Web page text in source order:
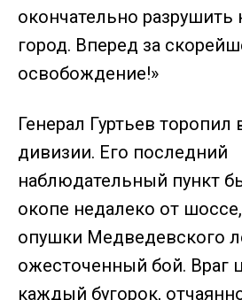
окончательно
город. Вперед за
освобождение!»
Генерал Гуртьев
дивизии. Его последний
наблюдательный пункт
окопе недалеко от
опушки Медведевского
ожесточенный бой. Враг
каждый бугорок,